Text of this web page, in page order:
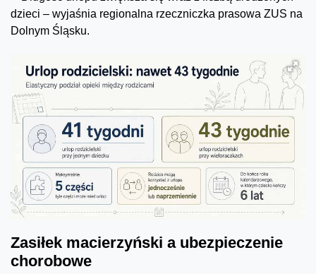
dzieci – wyjaśnia regionalna rzeczniczka prasowa ZUS na
Dolnym Śląsku.
Zasiłek macierzyński a ubezpieczenie
chorobowe